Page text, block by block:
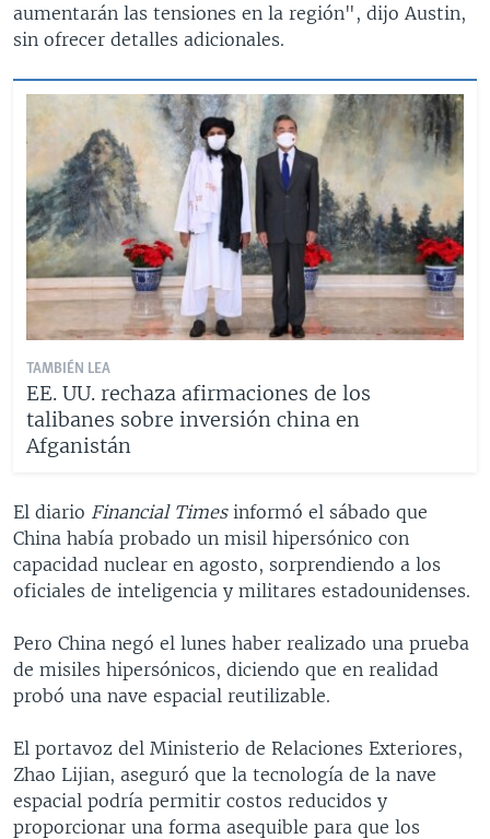
aumentarán las tensiones en la región", dijo Austin,
sin ofrecer detalles adicionales.
TAMBIÉN LEA
EE. UU. rechaza afirmaciones de los
talibanes sobre inversión china en
Afganistán
El diario Financial Timesinformó el sábado que
China había probado un misil hipersónico con
capacidad nuclear en agosto, sorprendiendo a los
oficiales de inteligencia y militares estadounidenses.
Pero China negó el lunes haber realizado una prueba
de misiles hipersónicos, diciendo que en realidad
probó una nave espacial reutilizable.
El portavoz del Ministerio de Relaciones Exteriores,
Zhao Lijian, aseguró que la tecnología de la nave
espacial podría permitir costos reducidos y
proporcionar una forma asequible para que los